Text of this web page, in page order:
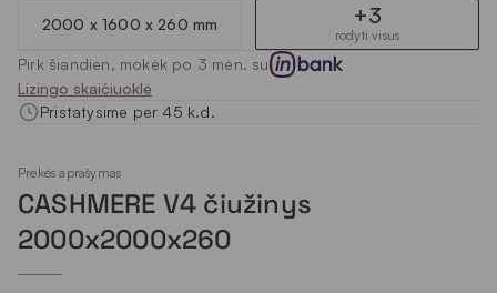
2000 x 1600 x 260 mm +3
rodyti visus
Pirk šiandien, mokėk po 3 mėn. su
Lizingo skaičiuoklė
Pristatysime per 45 k.d.
Prekės aprašymas
CASHMERE V4 čiužinys
2000x2000x260